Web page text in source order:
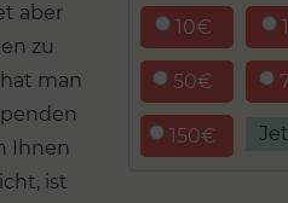
aber
zu
man
Ihnen
ist
10€
50€
150€